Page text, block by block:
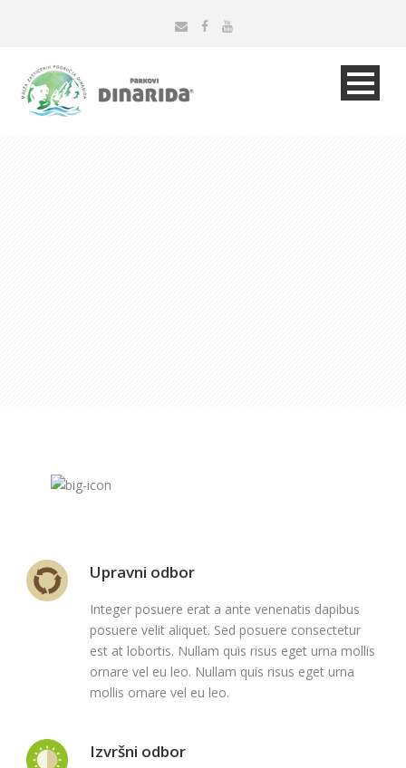
Upravni odbor
Integer posuere erat a ante venenatis dapibus
posuere velit aliquet. Sed posuere consectetur
est at lobortis. Nullam quis risus eget urna mollis
ornare vel eu leo. Nullam quis risus eget urna
mollis ornare vel eu leo.
Izvršni odbor